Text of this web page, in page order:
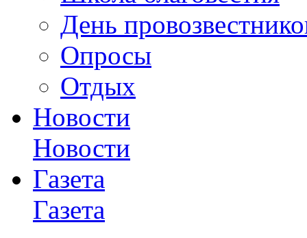
День
Опросы
Отдых
Новости
Новости
Газета
Газета